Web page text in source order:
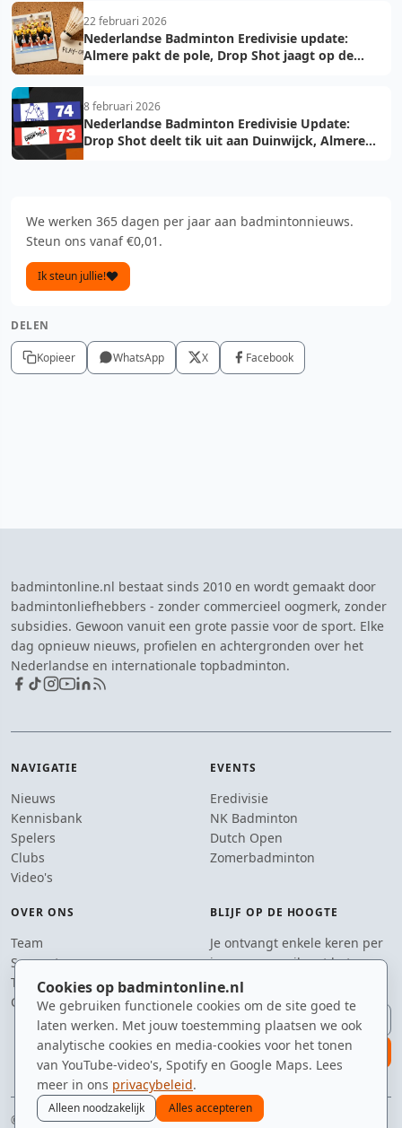
Cookies op badmintonline.nl
We gebruiken functionele cookies om de site goed te
laten werken. Met jouw toestemming plaatsen we ook
analytische cookies en media-cookies voor het tonen
van YouTube-video's, Spotify en Google Maps. Lees
meer in ons privacybeleid.
Alleen noodzakelijk
Alles accepteren
22 februari 2026
Nederlandse Badminton Eredivisie update:
Almere pakt de pole, Drop Shot jaagt op de
8 februari 2026
Nederlandse Badminton Eredivisie Update:
Drop Shot deelt tik uit aan Duinwijck, Almere
We werken 365 dagen per jaar aan badmintonnieuws.
Steun ons vanaf €0,01.
Ik steun jullie!
DELEN
Kopieer WhatsApp X Facebook
badmintonline.nl bestaat sinds 2010 en wordt gemaakt door
badmintonliefhebbers - zonder commercieel oogmerk, zonder
subsidies. Gewoon vanuit een grote passie voor de sport. Elke
dag opnieuw nieuws, profielen en achtergronden over het
Nederlandse en internationale topbadminton.
NAVIGATIE
Nieuws
Kennisbank
Spelers
Clubs
Video's
EVENTS
Eredivisie
NK Badminton
Dutch Open
Zomerbadminton
OVER ONS
Team
Supporters
Tip de redactie
Contact
BLIJF OP DE HOOGTE
Je ontvangt enkele keren per
jaar een e-mail met het
laatste badmintonnieuws.
E-mailadres
aanmelden
© 2010–2026 badmintonline.nl · vanuit Brabant, voor heel badmintonnend